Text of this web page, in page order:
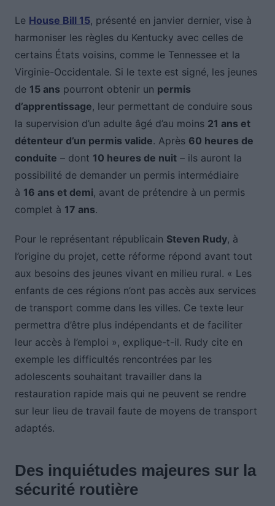
Le House Bill 15, présenté en janvier dernier, vise à
harmoniser les règles du Kentucky avec celles de
certains États voisins, comme le Tennessee et la
Virginie-Occidentale. Si le texte est signé, les jeunes
de 15 ans pourront obtenir un permis
d’apprentissage, leur permettant de conduire sous
la supervision d’un adulte âgé d’au moins 21 ans et
détenteur d’un permis valide. Après 60 heures de
conduite – dont 10 heures de nuit– ils auront la
possibilité de demander un permis intermédiaire
à 16 ans et demi, avant de prétendre à un permis
complet à 17 ans.
Pour le représentant républicain Steven Rudy, à
l’origine du projet, cette réforme répond avant tout
aux besoins des jeunes vivant en milieu rural. « Les
enfants de ces régions n’ont pas accès aux services
de transport comme dans les villes. Ce texte leur
permettra d’être plus indépendants et de faciliter
leur accès à l’emploi », explique-t-il. Rudy cite en
exemple les difficultés rencontrées par les
adolescents souhaitant travailler dans la
restauration rapide mais qui ne peuvent se rendre
sur leur lieu de travail faute de moyens de transport
adaptés.
Des inquiétudes majeures sur la
sécurité routière